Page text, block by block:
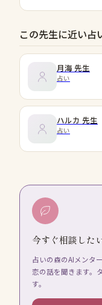
この先生に近い占
月海 先生
占い
ハルカ 先生
占い
今すぐ相談した
占いの森のAIメンタ
恋の話を聞きます。
す。